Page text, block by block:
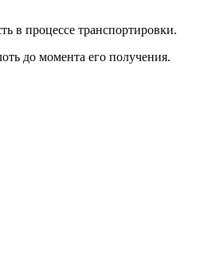
в процессе транспортировки.
до момента его получения.